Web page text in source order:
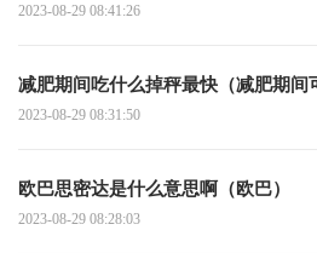
2023-08-29 08:41:26
减肥期间吃什么掉秤最快（减肥期间
2023-08-29 08:31:50
欧巴思密达是什么意思啊（欧巴）
2023-08-29 08:28:03